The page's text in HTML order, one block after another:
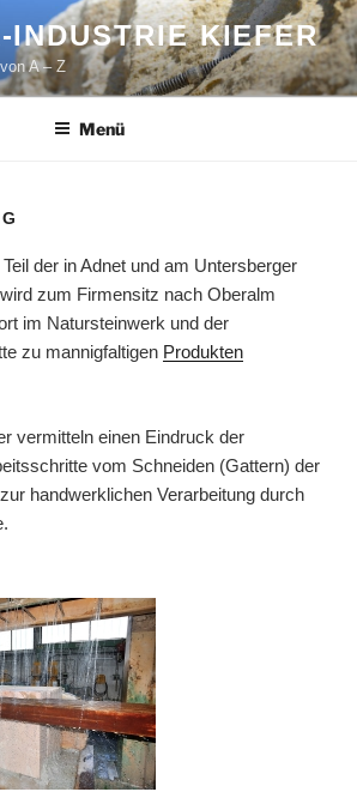
INDUSTRIE KIEFER
A – Z
Menü
der in Adnet und am Untersberger
zum Firmensitz nach Oberalm
im Natursteinwerk und der
zu mannigfaltigen Produkten
vermitteln einen Eindruck der
vom Schneiden (Gattern) der
handwerklichen Verarbeitung durch